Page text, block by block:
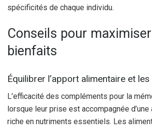
spécificités de chaque individu.
Conseils pour
bienfaits
Équilibrer l’apport alimentaire et
L’efficacité des compléments pour la
lorsque leur prise est accompagnée
riche en nutriments essentiels. Les